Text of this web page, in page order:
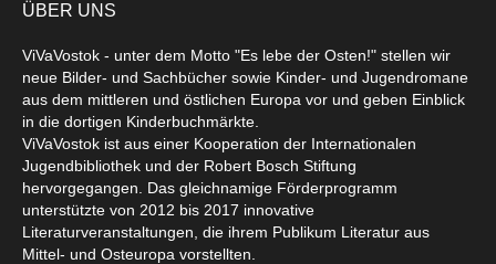
ÜBER UNS
ViVaVostok - unter dem Motto "Es lebe der Osten!" stellen wir
neue Bilder- und Sachbücher sowie Kinder- und Jugendromane
aus dem mittleren und östlichen Europa vor und geben Einblick
in die dortigen Kinderbuchmärkte.
ViVaVostok ist aus einer Kooperation der Internationalen
Jugendbibliothek und der Robert Bosch Stiftung
hervorgegangen. Das gleichnamige Förderprogramm
unterstützte von 2012 bis 2017 innovative
Literaturveranstaltungen, die ihrem Publikum Literatur aus
Mittel- und Osteuropa vorstellten.